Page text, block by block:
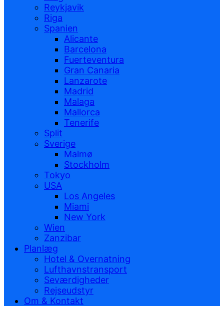
Reykjavik
Riga
Spanien
Alicante
Barcelona
Fuerteventura
Gran Canaria
Lanzarote
Madrid
Malaga
Mallorca
Tenerife
Split
Sverige
Malmø
Stockholm
Tokyo
USA
Los Angeles
Miami
New York
Wien
Zanzibar
Planlæg
Hotel & Overnatning
Lufthavnstransport
Seværdigheder
Rejseudstyr
Om & Kontakt